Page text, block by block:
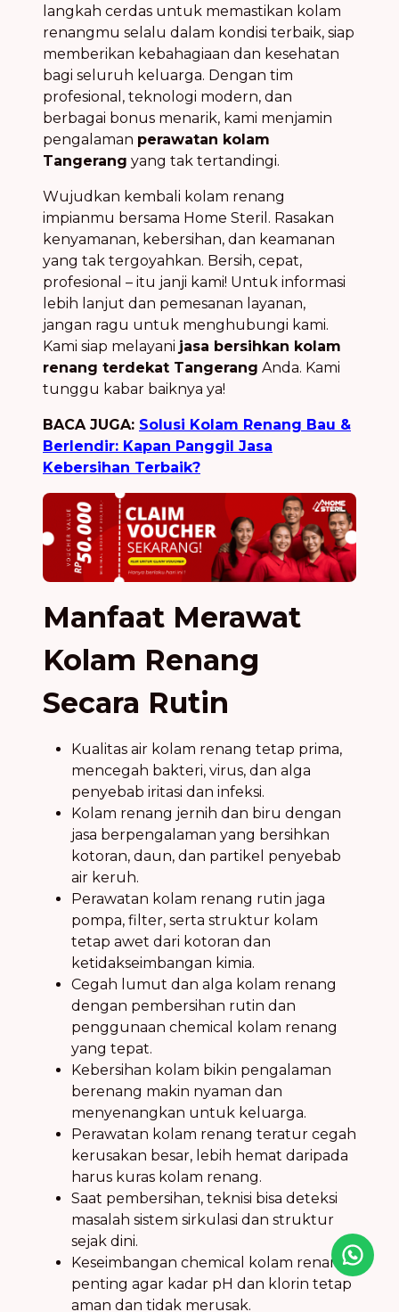
langkah cerdas untuk memastikan kolam
renangmu selalu dalam kondisi terbaik, siap
memberikan kebahagiaan dan kesehatan
bagi seluruh keluarga. Dengan tim
profesional, teknologi modern, dan
berbagai bonus menarik, kami menjamin
pengalaman perawatan kolam
Tangerang yang tak tertandingi.
Wujudkan kembali kolam renang
impianmu bersama Home Steril. Rasakan
kenyamanan, kebersihan, dan keamanan
yang tak tergoyahkan. Bersih, cepat,
profesional – itu janji kami! Untuk informasi
lebih lanjut dan pemesanan layanan,
jangan ragu untuk menghubungi kami.
Kami siap melayani jasa bersihkan kolam
renang terdekat Tangerang Anda. Kami
tunggu kabar baiknya ya!
BACA JUGA: Solusi Kolam Renang Bau &
Berlendir: Kapan Panggil Jasa
Kebersihan Terbaik?
Manfaat Merawat
Kolam Renang
Secara Rutin
Kualitas air kolam renang tetap prima,
mencegah bakteri, virus, dan alga
penyebab iritasi dan infeksi.
Kolam renang jernih dan biru dengan
jasa berpengalaman yang bersihkan
kotoran, daun, dan partikel penyebab
air keruh.
Perawatan kolam renang rutin jaga
pompa, filter, serta struktur kolam
tetap awet dari kotoran dan
ketidakseimbangan kimia.
Cegah lumut dan alga kolam renang
dengan pembersihan rutin dan
penggunaan chemical kolam renang
yang tepat.
Kebersihan kolam bikin pengalaman
berenang makin nyaman dan
menyenangkan untuk keluarga.
Perawatan kolam renang teratur cegah
kerusakan besar, lebih hemat daripada
harus kuras kolam renang.
Saat pembersihan, teknisi bisa deteksi
masalah sistem sirkulasi dan struktur
sejak dini.
Keseimbangan chemical kolam renang
penting agar kadar pH dan klorin tetap
aman dan tidak merusak.
Icon